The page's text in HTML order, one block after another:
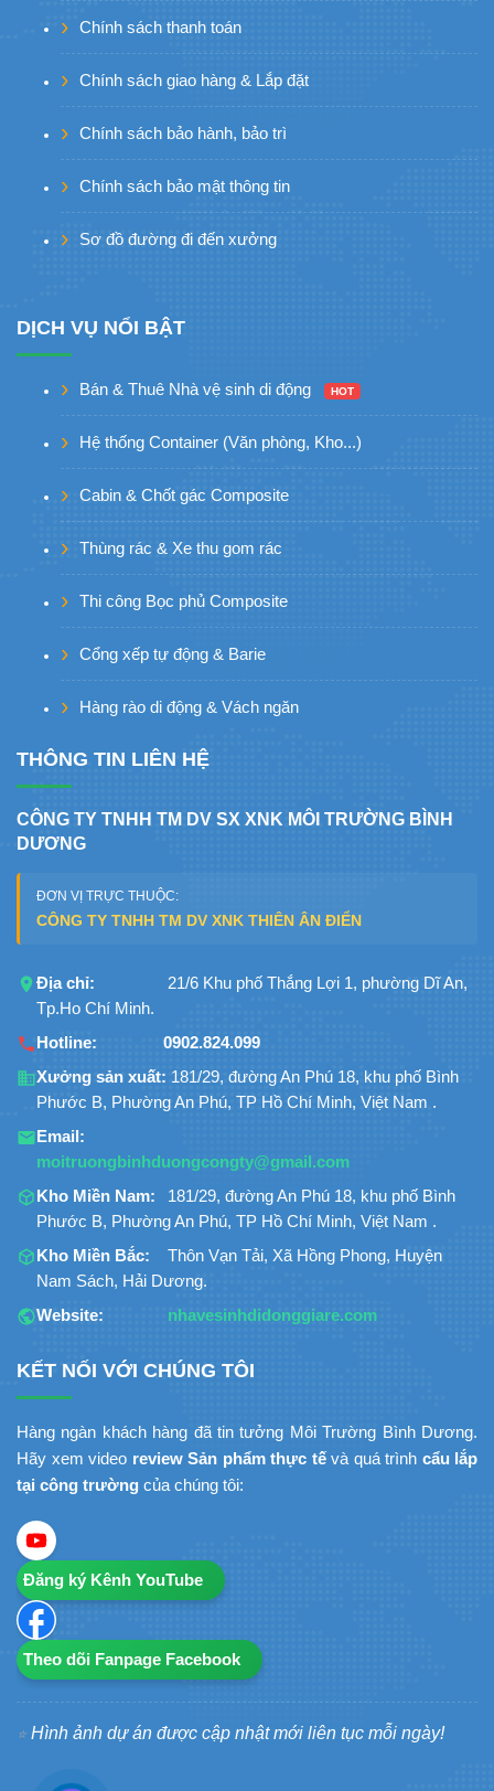
Chính sách thanh toán
Chính sách giao hàng & Lắp đặt
Chính sách bảo hành, bảo trì
Chính sách bảo mật thông tin
Sơ đồ đường đi đến xưởng
DỊCH VỤ NỔI BẬT
Bán & Thuê Nhà vệ sinh di động HOT
Hệ thống Container (Văn phòng, Kho...)
Cabin & Chốt gác Composite
Thùng rác & Xe thu gom rác
Thi công Bọc phủ Composite
Cổng xếp tự động & Barie
Hàng rào di động & Vách ngăn
THÔNG TIN LIÊN HỆ
CÔNG TY TNHH TM DV SX XNK MÔI TRƯỜNG BÌNH
DƯƠNG
ĐƠN VỊ TRỰC THUỘC:
CÔNG TY TNHH TM DV XNK THIÊN ÂN ĐIỂN
Địa chỉ:
21/6 Khu phố Thắng Lợi 1, phường Dĩ An,
Tp.Ho Chí Minh.
Hotline:
0902.824.099
Xưởng sản xuất: 181/29, đường An Phú 18, khu phố Bình
Phước B, Phường An Phú, TP Hồ Chí Minh, Việt Nam .
Email:
moitruongbinhduongcongty@gmail.com
Kho Miền Nam:
181/29, đường An Phú 18, khu phố Bình
Phước B, Phường An Phú, TP Hồ Chí Minh, Việt Nam .
Kho Miền Bắc:
Thôn Vạn Tải, Xã Hồng Phong, Huyện
Nam Sách, Hải Dương.
Website:
nhavesinhdidonggiare.com
KẾT NỐI VỚI CHÚNG TÔI
Hàng ngàn khách hàng đã tin tưởng Môi Trường Bình Dương.
Hãy xem video review Sản phẩm thực tếvà quá trình cẩu lắp
tại công trường của chúng tôi:
Đăng ký Kênh YouTube
Theo dõi Fanpage Facebook
⭐ Hình ảnh dự án được cập nhật mới liên tục mỗi ngày!